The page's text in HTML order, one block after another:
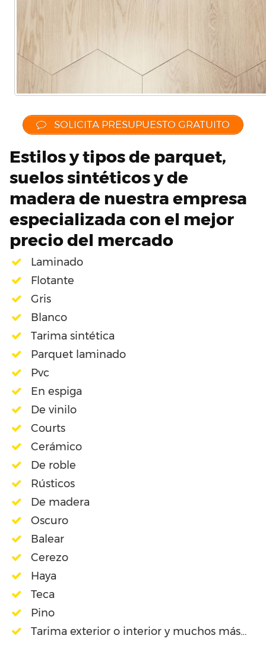
SOLICITA PRESUPUESTO GRATUITO
Estilos y tipos de parquet,
suelos sintéticos y de
madera de nuestra empresa
especializada con el mejor
precio del mercado
Laminado
Flotante
Gris
Blanco
Tarima sintética
Parquet laminado
Pvc
En espiga
De vinilo
Courts
Cerámico
De roble
Rústicos
De madera
Oscuro
Balear
Cerezo
Haya
Teca
Pino
Tarima exterior o interior y muchos más…